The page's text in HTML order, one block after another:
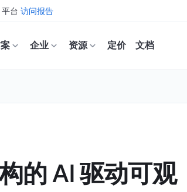
台 访问报告
企业 资源 定价 文档
的 AI 驱动可观